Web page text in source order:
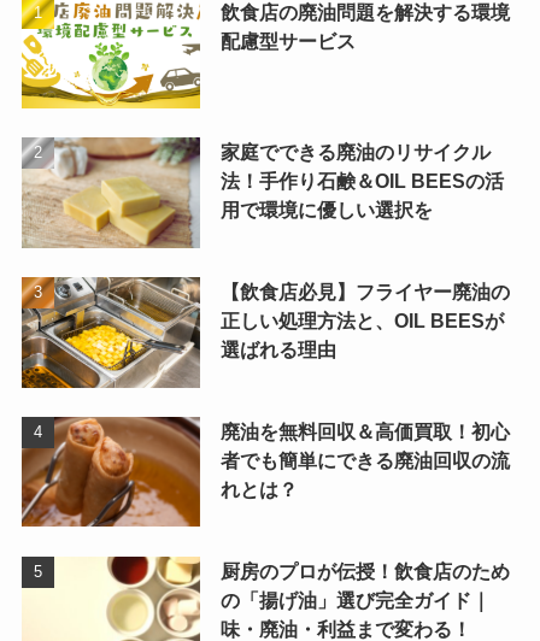
飲食店の廃油問題を解決する環境
配慮型サービス
家庭でできる廃油のリサイクル
法！手作り石鹸＆OIL BEESの活
用で環境に優しい選択を
【飲食店必見】フライヤー廃油の
正しい処理方法と、OIL BEESが
選ばれる理由
廃油を無料回収＆高価買取！初心
者でも簡単にできる廃油回収の流
れとは？
厨房のプロが伝授！飲食店のため
の「揚げ油」選び完全ガイド｜
味・廃油・利益まで変わる！